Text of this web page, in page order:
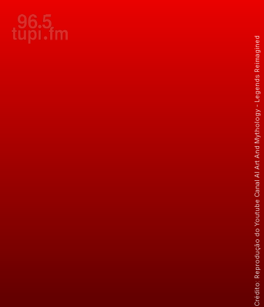
Crédito: Reprodução do Youtube Canal AI Art And Mythology - Legends Reimagined